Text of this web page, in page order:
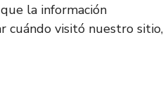
la información
cuándo visitó nuestro sitio,